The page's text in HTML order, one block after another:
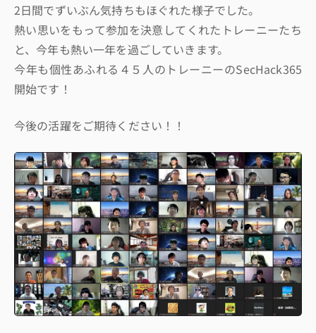
2日間でずいぶん気持ちもほぐれた様子でした。
熱い思いをもって参加を決意してくれたトレーニーたち
と、今年も熱い一年を過ごしていきます。
今年も個性あふれる４５人のトレーニーのSecHack365
開始です！
今後の活躍をご期待ください！！